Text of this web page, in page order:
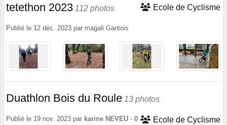
tetethon 2023 112 photos Ecole de Cyclisme
Publié le 12 déc. 2023 par magali Gantois
Duathlon Bois du Roule 13 photos
Ecole de Cyclisme
Publié le 19 nov. 2023 par karine NEVEU - 0